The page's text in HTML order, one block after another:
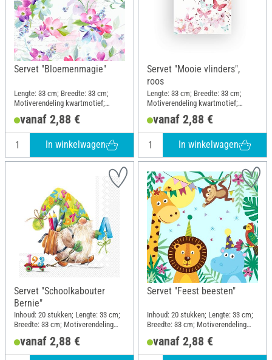
Servet "Bloemenmagie"
Lengte: 33 cm; Breedte: 33 cm;
Motiverendeling kwartmotief;
Materiaal: Papier
vanaf 2,88 €
In winkelwagen
Servet "Mooie vlinders",
roos
Lengte: 33 cm; Breedte: 33 cm;
Motiverendeling kwartmotief;
Materiaal: Papier
vanaf 2,88 €
In winkelwagen
Servet "Schoolkabouter
Bernie"
Inhoud: 20 stukken; Lengte: 33 cm;
Breedte: 33 cm; Motiverendeling
kwartmotief; Materiaal: Papier
vanaf 2,88 €
Servet "Feest beesten"
Inhoud: 20 stukken; Lengte: 33 cm;
Breedte: 33 cm; Motiverendeling
kwartmotief; Materiaal: Papier
vanaf 2,88 €